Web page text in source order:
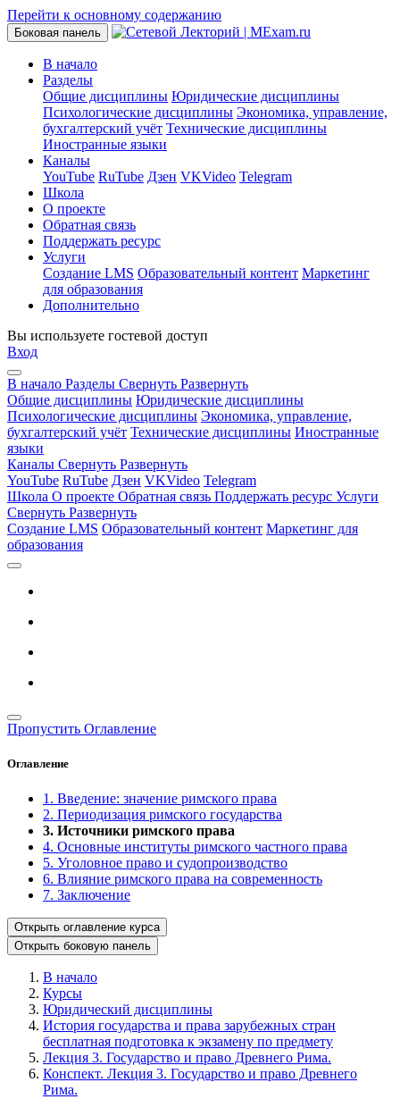
Перейти к основному содержанию
Боковая панель
В начало
Разделы
Общие дисциплины Юридические дисциплины
Психологические дисциплины Экономика, управление,
бухгалтерский учёт Технические дисциплины
Иностранные языки
Каналы
YouTube RuTube Дзен VKVideo Telegram
Школа
О проекте
Обратная связь
Поддержать ресурс
Услуги
Создание LMS Образовательный контент Маркетинг
для образования
Дополнительно
Вы используете гостевой доступ
Вход
В начало Разделы Свернуть Развернуть
Общие дисциплины Юридические дисциплины
Психологические дисциплины Экономика, управление,
бухгалтерский учёт Технические дисциплины Иностранные
языки
Каналы Свернуть Развернуть
YouTube RuTube Дзен VKVideo Telegram
Школа О проекте Обратная связь Поддержать ресурс Услуги
Свернуть Развернуть
Создание LMS Образовательный контент Маркетинг для
образования
Пропустить Оглавление
Оглавление
1. Введение: значение римского права
2. Периодизация римского государства
3. Источники римского права
4. Основные институты римского частного права
5. Уголовное право и судопроизводство
6. Влияние римского права на современность
7. Заключение
Открыть оглавление курса
Открыть боковую панель
В начало
Курсы
Юридический дисциплины
История государства и права зарубежных стран
бесплатная подготовка к экзамену по предмету
Лекция 3. Государство и право Древнего Рима.
Конспект. Лекция 3. Государство и право Древнего
Рима.